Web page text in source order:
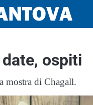
ospiti
mostra di Chagall.